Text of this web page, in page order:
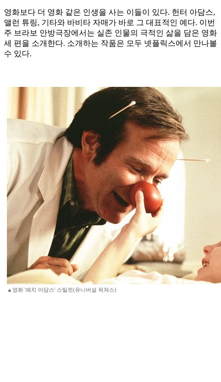
영화보다 더 영화 같은 인생을 사는 이들이 있다. 헌터 아담스,
앨런 튜링, 기타와 바비타 자매가 바로 그 대표적인 예다. 이번
주 브라보 안방극장에서는 실존 인물의 극적인 삶을 담은 영화
세 편을 소개한다. 소개하는 작품은 모두 넷플릭스에서 만나볼
수 있다.
▲영화 '패치 아담스' 스틸컷(유니버설 픽쳐스)